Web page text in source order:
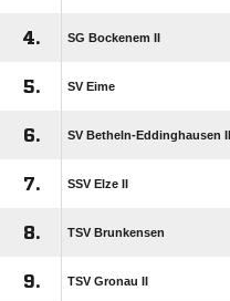
4. SG Bockenem II
5. SV Eime
6. SV Betheln-Eddinghausen II
7. SSV Elze II
8. TSV Brunkensen
9. TSV Gronau II